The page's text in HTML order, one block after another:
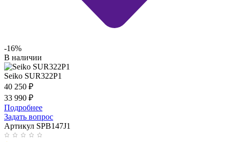
-16%
В наличии
Seiko SUR322P1
40 250 ₽
33 990 ₽
Подробнее
Задать вопрос
Артикул SPB147J1